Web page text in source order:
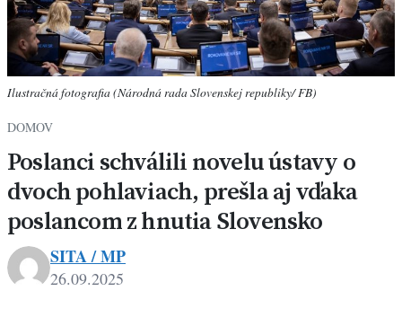
Ilustračná fotografia (Národná rada Slovenskej republiky/ FB)
DOMOV
Poslanci schválili novelu ústavy o
dvoch pohlaviach, prešla aj vďaka
poslancom z hnutia Slovensko
SITA / MP
26.09.2025